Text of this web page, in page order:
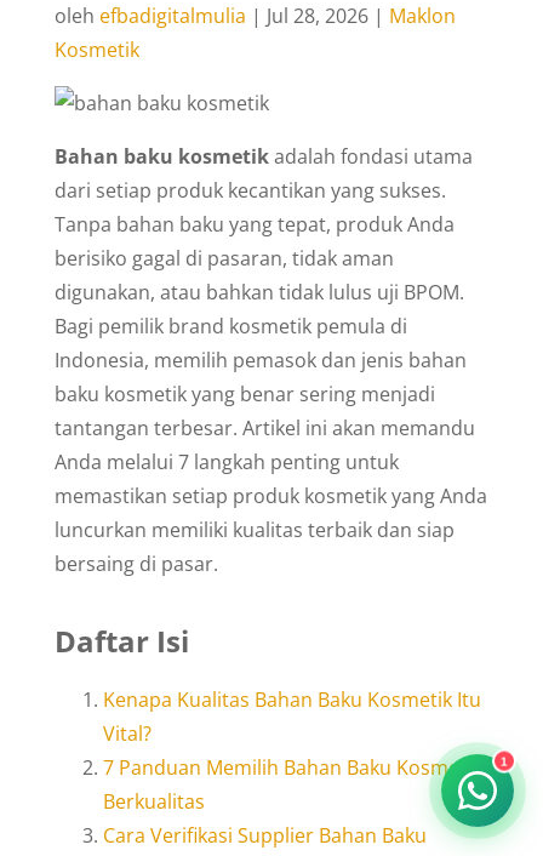
oleh efbadigitalmulia | Jul 28, 2026| Maklon
Kosmetik
Bahan baku kosmetikadalah fondasi utama
dari setiap produk kecantikan yang sukses.
Tanpa bahan baku yang tepat, produk Anda
berisiko gagal di pasaran, tidak aman
digunakan, atau bahkan tidak lulus uji BPOM.
Bagi pemilik brand kosmetik pemula di
Indonesia, memilih pemasok dan jenis bahan
baku kosmetik yang benar sering menjadi
tantangan terbesar. Artikel ini akan memandu
Anda melalui 7 langkah penting untuk
memastikan setiap produk kosmetik yang Anda
luncurkan memiliki kualitas terbaik dan siap
bersaing di pasar.
Daftar Isi
Kenapa Kualitas Bahan Baku Kosmetik Itu
Vital?
7 Panduan Memilih Bahan Baku Kosmetik
Berkualitas
Cara Verifikasi Supplier Bahan Baku
1